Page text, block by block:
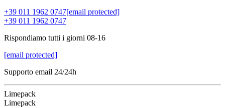
+39 011 1962 0747[email protected]
+39 011 1962 0747
Rispondiamo tutti i giorni 08-16
[email protected]
Supporto email 24/24h
Limepack
Limepack